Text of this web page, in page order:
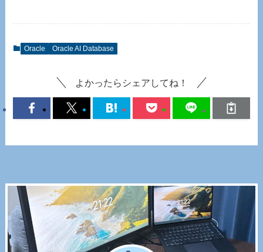
Oracle Oracle AI Database
よかったらシェアしてね！